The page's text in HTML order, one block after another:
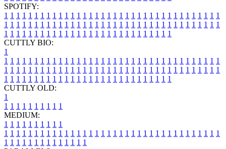
SPOTIFY:
1 1 1 1 1 1 1 1 1 1 1 1 1 1 1 1 1 1 1 1 1 1 1 1 1 1 1 1 1 1 1 1 1 1 1 1
1 1 1 1 1 1 1 1 1 1 1 1 1 1 1 1 1 1 1 1 1 1 1 1 1 1 1 1 1 1 1 1 1 1 1 1
1 1 1 1 1 1 1 1 1 1 1 1 1 1 1 1 1 1 1 1 1 1 1 1 1 1 1 1
CUTTLY BIO:
1
1 1 1 1 1 1 1 1 1 1 1 1 1 1 1 1 1 1 1 1 1 1 1 1 1 1 1 1 1 1 1 1 1 1 1 1
1 1 1 1 1 1 1 1 1 1 1 1 1 1 1 1 1 1 1 1 1 1 1 1 1 1 1 1 1 1 1 1 1 1 1 1
1 1 1 1 1 1 1 1 1 1 1 1 1 1 1 1 1 1 1 1 1 1 1 1 1 1 1 1
CUTTLY OLD:
1
1 1 1 1 1 1 1 1 1 1
MEDIUM:
1 1 1 1 1 1 1 1 1 1
1 1 1 1 1 1 1 1 1 1 1 1 1 1 1 1 1 1 1 1 1 1 1 1 1 1 1 1 1 1 1 1 1 1 1 1
1 1 1 1 1 1 1 1 1 1 1 1 1 1